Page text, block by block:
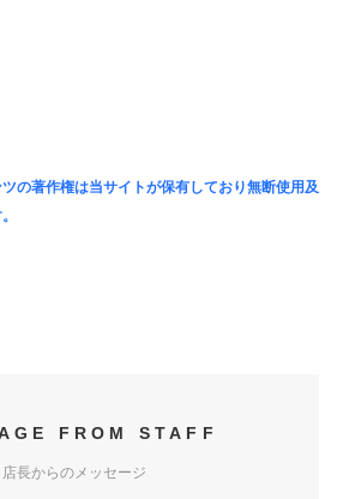
の著作権は当サイトが保有しており無断使用及
FROM STAFF
店長からのメッセージ